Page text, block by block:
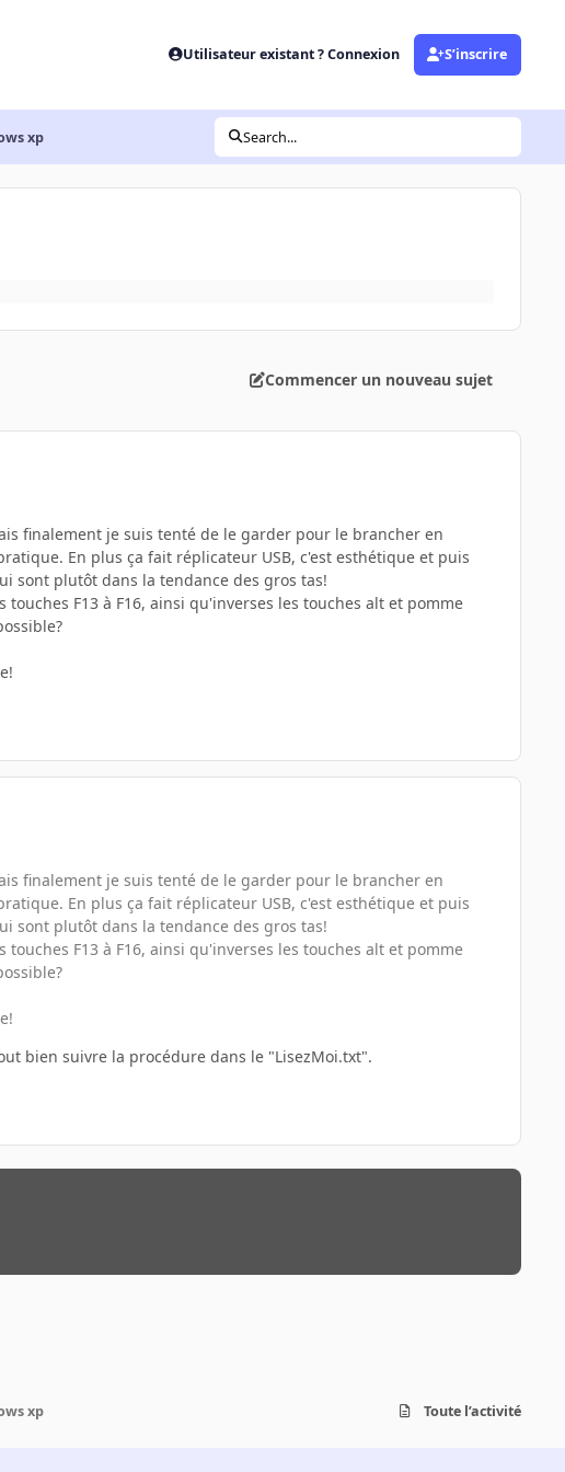
Utilisateur existant ? Connexion S’inscrire
xp Search...
Commencer un nouveau sujet
finalement je suis tenté de le garder pour le brancher en
En plus ça fait réplicateur USB, c'est esthétique et puis
sont plutôt dans la tendance des gros tas!
F13 à F16, ainsi qu'inverses les touches alt et pomme
finalement je suis tenté de le garder pour le brancher en
En plus ça fait réplicateur USB, c'est esthétique et puis
sont plutôt dans la tendance des gros tas!
F13 à F16, ainsi qu'inverses les touches alt et pomme
bien suivre la procédure dans le "LisezMoi.txt".
xp Toute l’activité